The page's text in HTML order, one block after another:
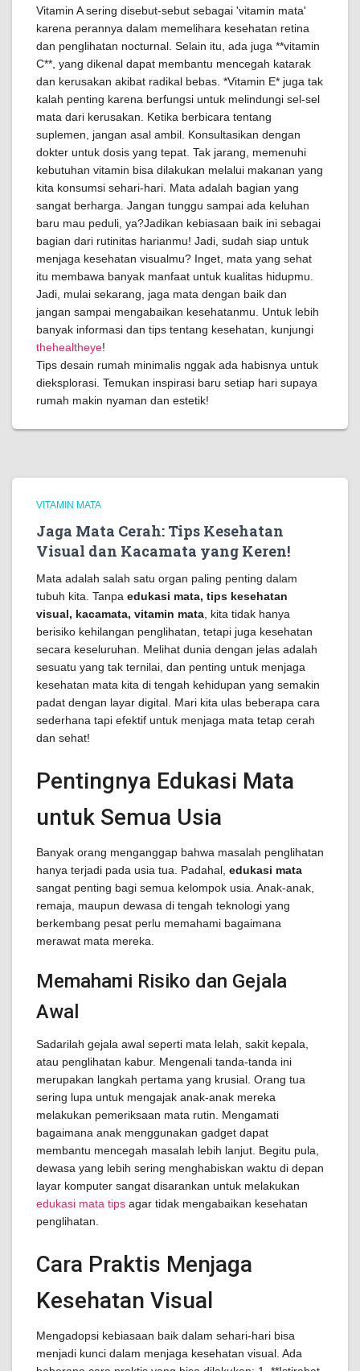
Vitamin A sering disebut-sebut sebagai 'vitamin mata'
karena perannya dalam memelihara kesehatan retina
dan penglihatan nocturnal. Selain itu, ada juga **vitamin
C**, yang dikenal dapat membantu mencegah katarak
dan kerusakan akibat radikal bebas. *Vitamin E* juga tak
kalah penting karena berfungsi untuk melindungi sel-sel
mata dari kerusakan. Ketika berbicara tentang
suplemen, jangan asal ambil. Konsultasikan dengan
dokter untuk dosis yang tepat. Tak jarang, memenuhi
kebutuhan vitamin bisa dilakukan melalui makanan yang
kita konsumsi sehari-hari. Mata adalah bagian yang
sangat berharga. Jangan tunggu sampai ada keluhan
baru mau peduli, ya?Jadikan kebiasaan baik ini sebagai
bagian dari rutinitas harianmu! Jadi, sudah siap untuk
menjaga kesehatan visualmu? Inget, mata yang sehat
itu membawa banyak manfaat untuk kualitas hidupmu.
Jadi, mulai sekarang, jaga mata dengan baik dan
jangan sampai mengabaikan kesehatanmu. Untuk lebih
banyak informasi dan tips tentang kesehatan, kunjungi
thehealtheye!
Tips desain rumah minimalis nggak ada habisnya untuk
dieksplorasi. Temukan inspirasi baru setiap hari supaya
rumah makin nyaman dan estetik!
VITAMIN MATA
Jaga Mata Cerah: Tips Kesehatan
Visual dan Kacamata yang Keren!
Mata adalah salah satu organ paling penting dalam
tubuh kita. Tanpa edukasi mata, tips kesehatan
visual, kacamata, vitamin mata , kita tidak hanya
berisiko kehilangan penglihatan, tetapi juga kesehatan
secara keseluruhan. Melihat dunia dengan jelas adalah
sesuatu yang tak ternilai, dan penting untuk menjaga
kesehatan mata kita di tengah kehidupan yang semakin
padat dengan layar digital. Mari kita ulas beberapa cara
sederhana tapi efektif untuk menjaga mata tetap cerah
dan sehat!
Pentingnya Edukasi Mata
untuk Semua Usia
Banyak orang menganggap bahwa masalah penglihatan
hanya terjadi pada usia tua. Padahal, edukasi mata
sangat penting bagi semua kelompok usia. Anak-anak,
remaja, maupun dewasa di tengah teknologi yang
berkembang pesat perlu memahami bagaimana
merawat mata mereka.
Memahami Risiko dan Gejala
Awal
Sadarilah gejala awal seperti mata lelah, sakit kepala,
atau penglihatan kabur. Mengenali tanda-tanda ini
merupakan langkah pertama yang krusial. Orang tua
sering lupa untuk mengajak anak-anak mereka
melakukan pemeriksaan mata rutin. Mengamati
bagaimana anak menggunakan gadget dapat
membantu mencegah masalah lebih lanjut. Begitu pula,
dewasa yang lebih sering menghabiskan waktu di depan
layar komputer sangat disarankan untuk melakukan
edukasi mata tips agar tidak mengabaikan kesehatan
penglihatan.
Cara Praktis Menjaga
Kesehatan Visual
Mengadopsi kebiasaan baik dalam sehari-hari bisa
menjadi kunci dalam menjaga kesehatan visual. Ada